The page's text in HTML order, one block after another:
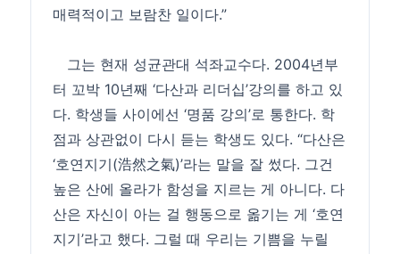
매력적이고 보람찬 일이다.”
그는 현재 성균관대 석좌교수다. 2004년부
터 꼬박 10년째 ‘다산과 리더십’강의를 하고 있
다. 학생들 사이에선 ‘명품 강의’로 통한다. 학
점과 상관없이 다시 듣는 학생도 있다. “다산은
‘호연지기(浩然之氣)’라는 말을 잘 썼다. 그건
높은 산에 올라가 함성을 지르는 게 아니다. 다
산은 자신이 아는 걸 행동으로 옮기는 게 ‘호연
지기’라고 했다. 그럴 때 우리는 기쁨을 누릴